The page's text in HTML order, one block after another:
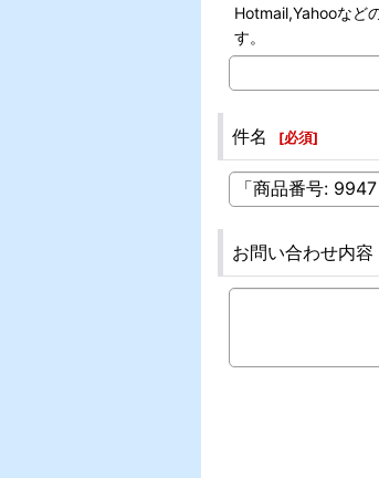
Hotmail,Yahooなど
す。
件名 [必須]
お問い合わせ内容